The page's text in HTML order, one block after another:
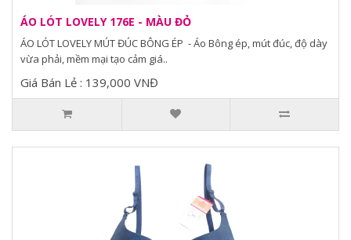
ÁO LÓT LOVELY 176E - MÀU ĐỎ
ÁO LÓT LOVELY MÚT ĐÚC BÔNG ÉP - Áo Bông ép, mút đúc, độ dày
vừa phải, mềm mại tạo cảm giá..
Giá Bán Lẻ : 139,000 VNĐ